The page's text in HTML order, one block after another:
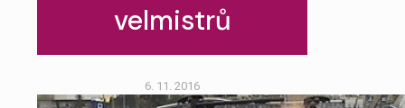
velmistrů
6. 11. 2016